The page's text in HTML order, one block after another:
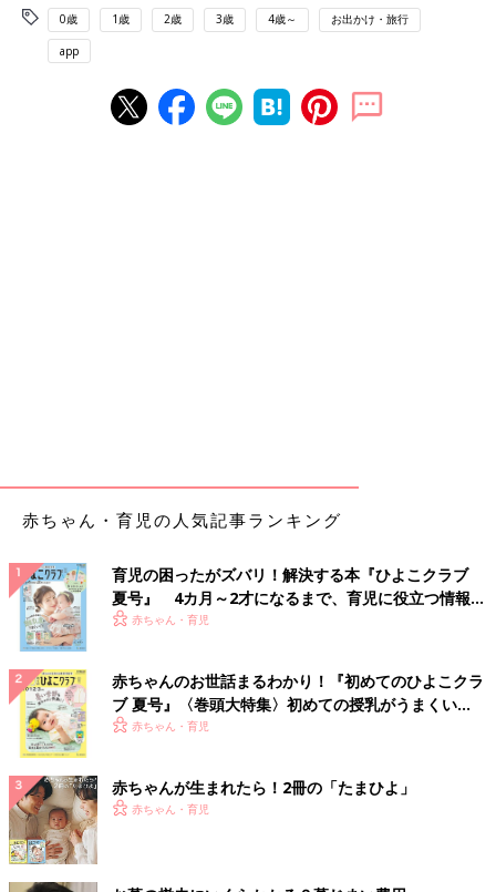
0歳 1歳 2歳 3歳 4歳～ お出かけ・旅行
app
赤ちゃん・育児の人気記事ランキング
育児の困ったがズバリ！解決する本『ひよこクラブ
夏号』 4カ月～2才になるまで、育児に役立つ情報が
いっぱい！
赤ちゃん・育児
赤ちゃんのお世話まるわかり！『初めてのひよこクラ
ブ 夏号』〈巻頭大特集〉初めての授乳がうまくい
く！ おっぱい・ミルクの基本と夏のトラブル 解決テ
赤ちゃん・育児
赤ちゃんが生まれたら！2冊の「たまひよ」
赤ちゃん・育児